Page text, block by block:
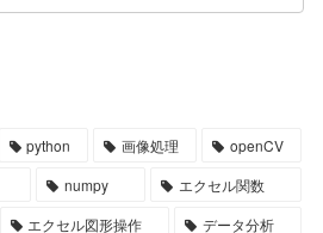
python 画像処理
openCV
numpy
エクセル関数
エクセル図形操作
データ分析